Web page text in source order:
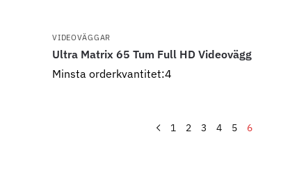
VIDEOVÄGGAR
Ultra Matrix 65 Tum Full HD Videovägg
Minsta orderkvantitet:4
1 2 3 4 5 6